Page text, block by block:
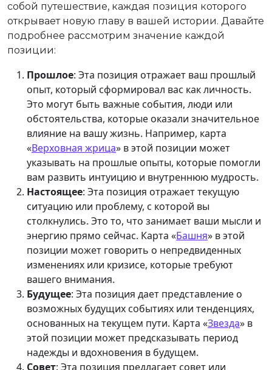
собой путешествие, каждая позиция которого
открывает новую главу в вашей истории. Давайте
подробнее рассмотрим значение каждой
позиции:
Прошлое: Эта позиция отражает ваш прошлый
опыт, который сформировал вас как личность.
Это могут быть важные события, люди или
обстоятельства, которые оказали значительное
влияние на вашу жизнь. Например, карта
«Верховная жрица» в этой позиции может
указывать на прошлые опыты, которые помогли
вам развить интуицию и внутреннюю мудрость.
Настоящее: Эта позиция отражает текущую
ситуацию или проблему, с которой вы
столкнулись. Это то, что занимает ваши мысли и
энергию прямо сейчас. Карта «Башня» в этой
позиции может говорить о непредвиденных
изменениях или кризисе, которые требуют
вашего внимания.
Будущее: Эта позиция дает представление о
возможных будущих событиях или тенденциях,
основанных на текущем пути. Карта «Звезда» в
этой позиции может предсказывать период
надежды и вдохновения в будущем.
Совет: Эта позиция предлагает совет или